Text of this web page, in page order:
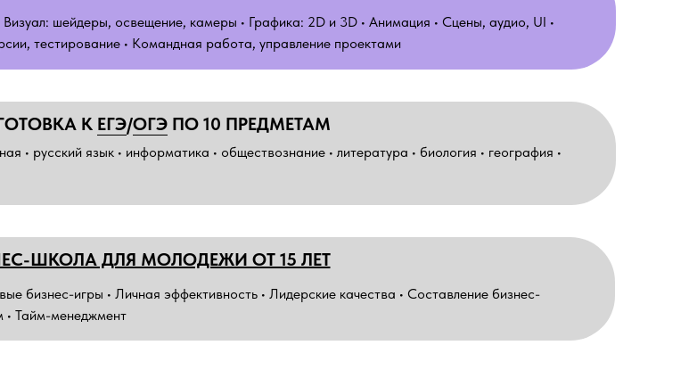
шейдеры, освещение, камеры • Графика: 2D и 3D • Анимация • Сцены, аудио, UI •
тестирование • Командная работа, управление проектами
К ЕГЭ/ОГЭ ПО 10 ПРЕДМЕТАМ
• русский язык • информатика • обществознание • литература • биология • география •
ШКОЛА ДЛЯ МОЛОДЕЖИ ОТ 15 ЛЕТ
бизнес-игры • Личная эффективность • Лидерские качества • Составление бизнес-
• Тайм-менеджмент